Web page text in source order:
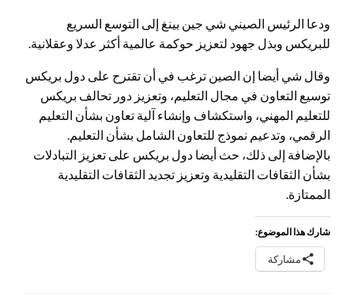
ودعا الرئيس الصيني شي جين بينغ إلى التوسع السريع
للبريكس وبذل جهود لتعزيز حوكمة عالمية أكثر عدلا وعقلانية.
وقال شي أيضا إن الصين ترغب في أن تقترح على دول بريكس
توسيع التعاون في مجال التعليم، وتعزيز دور تحالف بريكس
للتعليم المهني، واستكشاف وإنشاء آلية تعاون بشأن التعليم
الرقمي، وتدعيم نموذج للتعاون الشامل بشأن التعليم.
بالإضافة إلى ذلك، حث أيضا دول بريكس على تعزيز التبادلات
بشأن الثقافات التقليدية وتعزيز تجديد الثقافات التقليدية
الممتازة.
شارك هذا الموضوع:
مشاركة